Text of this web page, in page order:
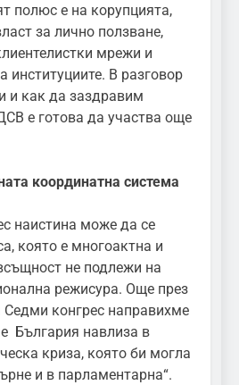
полюс е на корупцията,
за лично ползване,
мрежи и
институциите. В разговор
и как да заздравим
е готова да участва още
координатна система
наистина може да се
която е многоактна и
не подлежи на
режисура. Още през
Седми конгрес направихме
България навлиза в
криза, която би могла
и в парламентарна“.